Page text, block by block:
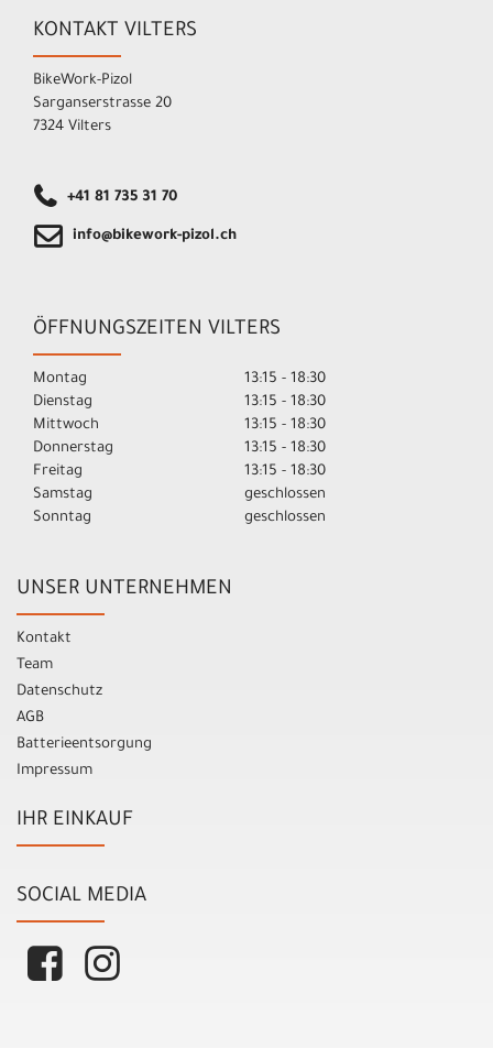
KONTAKT VILTERS
BikeWork-Pizol
Sarganserstrasse 20
7324 Vilters
+41 81 735 31 70
info@bikework-pizol.ch
ÖFFNUNGSZEITEN VILTERS
Montag
13:15 - 18:30
Dienstag
13:15 - 18:30
Mittwoch
13:15 - 18:30
Donnerstag
13:15 - 18:30
Freitag
13:15 - 18:30
Samstag
geschlossen
Sonntag
geschlossen
UNSER UNTERNEHMEN
Kontakt
Team
Datenschutz
AGB
Batterieentsorgung
Impressum
IHR EINKAUF
SOCIAL MEDIA